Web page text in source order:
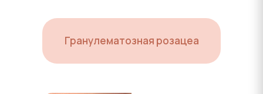
Гранулематозная розацеа